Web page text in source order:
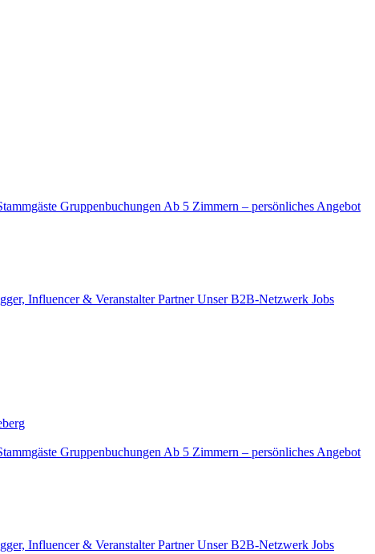
Gruppenbuchungen Ab 5 Zimmern – persönliches Angebot
Influencer & Veranstalter Partner Unser B2B-Netzwerk Jobs
Gruppenbuchungen Ab 5 Zimmern – persönliches Angebot
Influencer & Veranstalter Partner Unser B2B-Netzwerk Jobs